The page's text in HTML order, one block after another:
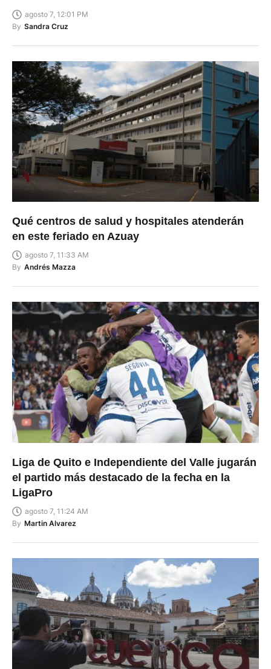
agosto 7, 12:01 PM
By Sandra Cruz
Qué centros de salud y hospitales atenderán
en este feriado en Azuay
agosto 7, 11:33 AM
By Andrés Mazza
Liga de Quito e Independiente del Valle jugarán
el partido más destacado de la fecha en la
LigaPro
agosto 7, 11:24 AM
By Martin Alvarez